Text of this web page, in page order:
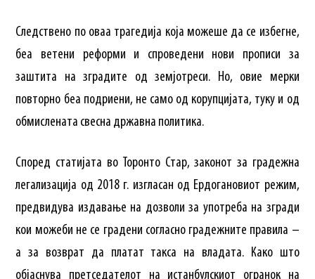
Следствено по оваа трагедија која можеше да се избегне,
беа ветени реформи и спроведени нови прописи за
заштита на зградите од земјотреси. Но, овие мерки
повторно беа подриени, не само од корупцијата, туку и од
обмислената свесна државна политика.
Според статијата во Торонто Стар, законот за градежна
легализација од 2018 г. изгласан од Ердогановиот режим,
предвидува издавање на дозволи за употреба на згради
кои можеби не се градени согласно градежните правила –
а за возврат да платат такса на владата. Како што
објаснува претседателот на истанбулскиот огранок на